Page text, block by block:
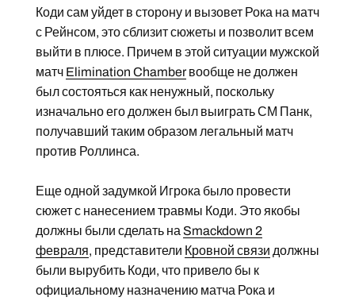
Коди сам уйдет в сторону и вызовет Рока на матч
с Рейнсом, это сблизит сюжеты и позволит всем
выйти в плюсе. Причем в этой ситуации мужской
матч Elimination Chamberвообще не должен
был состояться как ненужный, поскольку
изначально его должен был выиграть СМ Панк,
получавший таким образом легальный матч
против Роллинса.
Еще одной задумкой Игрока было провести
сюжет с нанесением травмы Коди. Это якобы
должны были сделать на Smackdown 2
февраля, представители Кровной связи должны
были вырубить Коди, что привело бы к
официальному назначению матча Рока и